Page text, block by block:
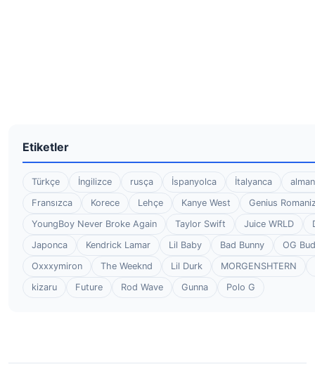
Etiketler
Türkçe İngilizce rusça İspanyolca İtalyanca
Fransızca
Korece Lehçe Kanye West
Genius
YoungBoy Never Broke Again
Taylor Swift Juice WRLD
Japonca
Kendrick Lamar Lil Baby Bad Bunny
OG
Oxxxymiron
The Weeknd Lil Durk
MORGENSHTERN
kizaru
Future Rod Wave Gunna Polo G